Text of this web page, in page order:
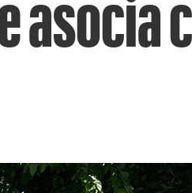
asocia